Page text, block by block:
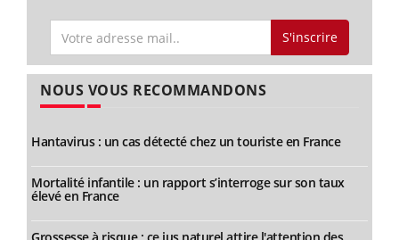
S'inscrire
NOUS VOUS RECOMMANDONS
Hantavirus : un cas détecté chez un touriste en France
Mortalité infantile : un rapport s’interroge sur son taux
élevé en France